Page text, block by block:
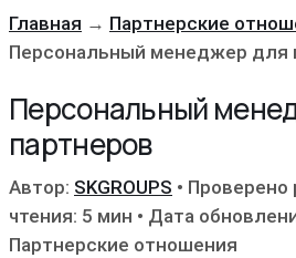
Главная → Партнерские
Персональный менеджер для
Персональный
партнеров
Автор: SKGROUPS • Проверено
чтения: 5 мин • Дата
Партнерские отношения